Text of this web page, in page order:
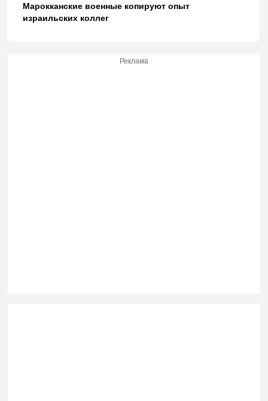
Марокканские военные копируют опыт
израильских коллег
Реклама